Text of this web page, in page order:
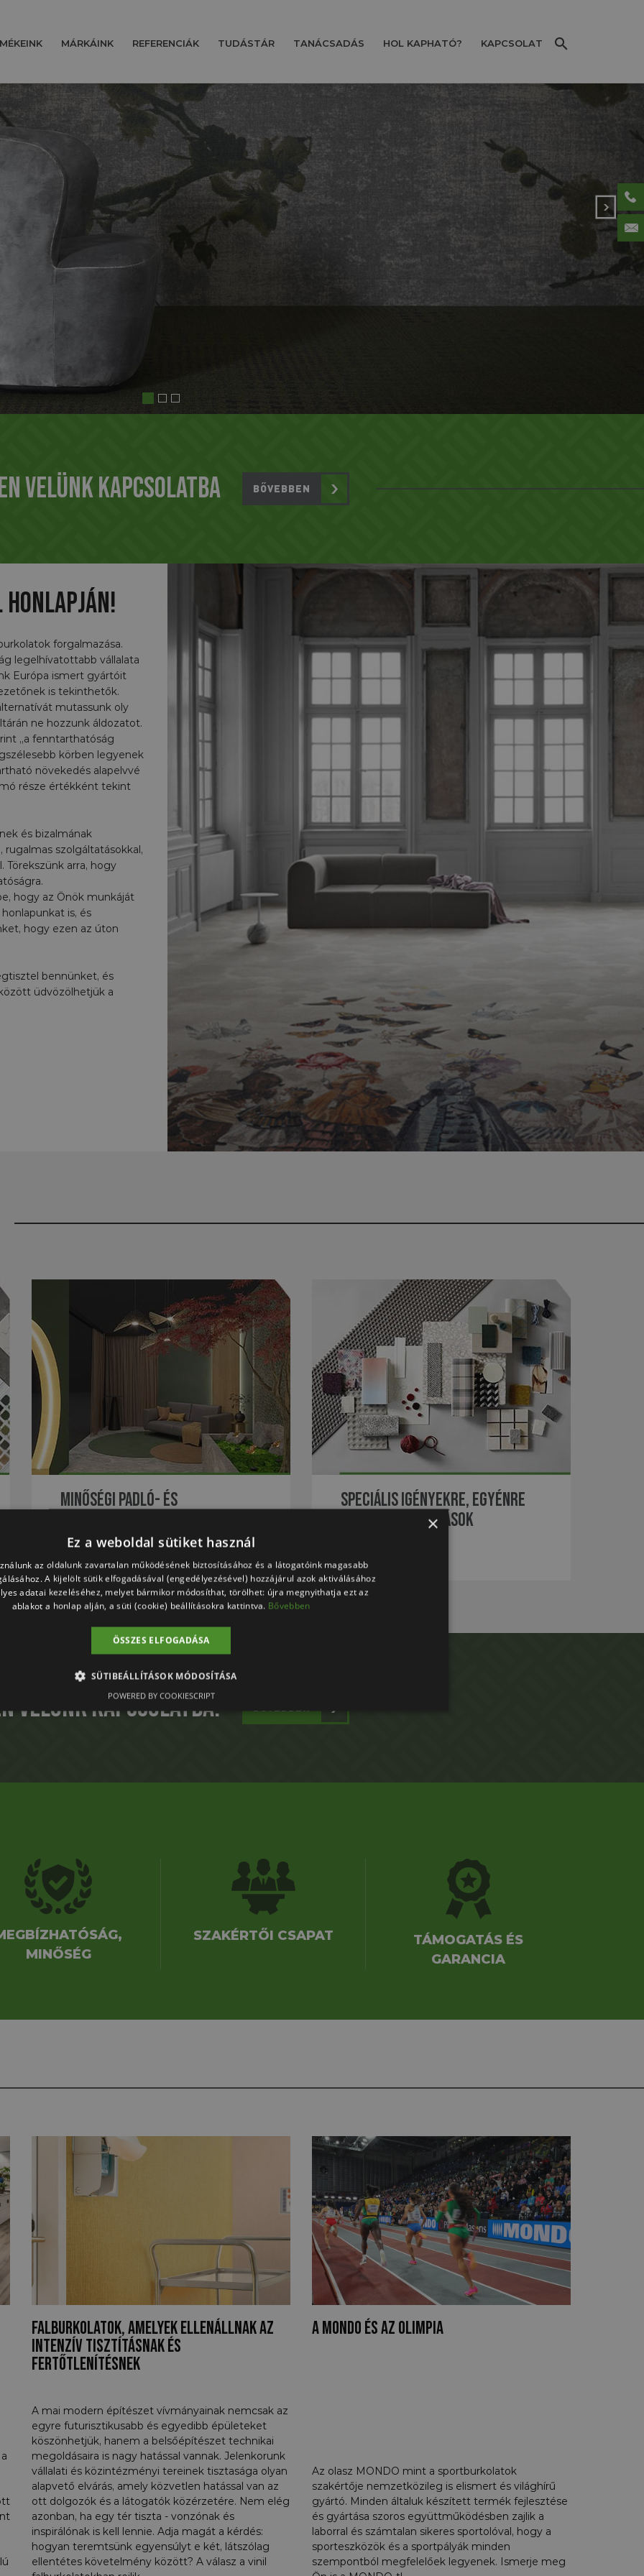
MÁRKÁINK REFERENCIÁK TUDÁSTÁR TANÁCSADÁS HOL KAPHATÓ? KAPCSOLAT
Next
velünk kapcsolatba BŐVEBBEN
honlapján!
forgalmazása.
legelhívatottabb vállalata
Európa ismert gyártóit
is tekinthetők.
mutassunk oly
ne hozzunk áldozatot.
„a fenntarthatóság
körben legyenek
növekedés alapelvvé
része értékként tekint
és bizalmának
szolgáltatásokkal,
arra, hogy
hogy az Önök munkáját
is, és
hogy ezen az úton
bennünket, és
üdvözölhetjük a
Minőségi padló- és
BŐVEBBEN
Speciális igényekre, egyénre
szabott megoldások
velünk kapcsolatba!
MINŐSÉG
SZAKÉRTŐI CSAPAT
TÁMOGATÁS ÉS
GARANCIA
Falburkolatok, amelyek ellenállnak az
intenzív tisztításnak és
fertőtlenítésnek
A mai modern építészet vívmányainak nemcsak az
egyre futurisztikusabb és egyedibb épületeket
köszönhetjük, hanem a belsőépítészet technikai
megoldásaira is nagy hatással vannak. Jelenkorunk
vállalati és közintézményi tereinek tisztasága olyan
alapvető elvárás, amely közvetlen hatással van az
ott dolgozók és a látogatók közérzetére. Nem elég
azonban, ha egy tér tiszta - vonzónak és
inspirálónak is kell lennie. Adja magát a kérdés:
hogyan teremtsünk egyensúlyt e két, látszólag
ellentétes követelmény között? A válasz a vinil
A MONDO és az olimpia
Az olasz MONDO mint a sportburkolatok
szakértője nemzetközileg is elismert és világhírű
gyártó. Minden általuk készített termék fejlesztése
és gyártása szoros együttműködésben zajlik a
laborral és számtalan sikeres sportolóval, hogy a
sporteszközök és a sportpályák minden
szempontból megfelelőek legyenek. Ismerje meg
×
Ez a weboldal sütiket használ
az oldalunk zavartalan működésének biztosításához és a látogatóink magasabb
A kijelölt sütik elfogadásával (engedélyezésével) hozzájárul azok aktiválásához
adatai kezeléséhez, melyet bármikor módosíthat, törölhet: újra megnyithatja ezt az
ablakot a honlap alján, a süti (cookie) beállításokra kattintva. Bővebben
ÖSSZES ELFOGADÁSA
SÜTIBEÁLLÍTÁSOK MÓDOSÍTÁSA
POWERED BY COOKIESCRIPT